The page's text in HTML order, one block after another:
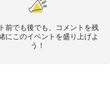
前でも後でも、コメントを残
にこのイベントを盛り上げよ
う！